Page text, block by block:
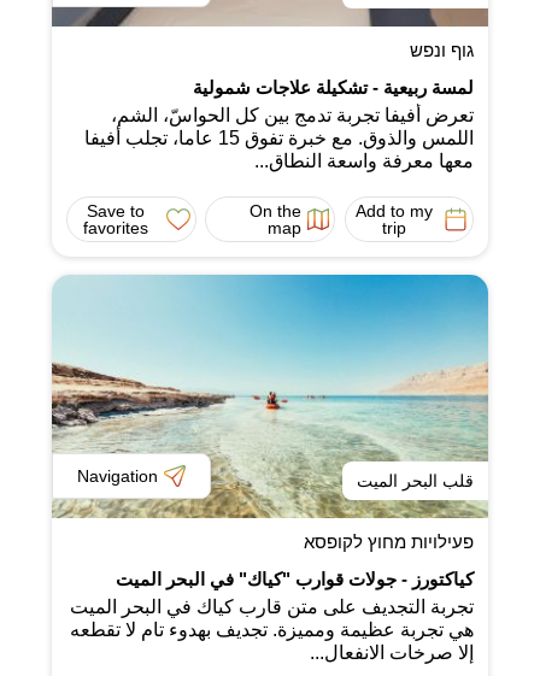
גוף ונפש
لمسة ربيعية - تشكيلة علاجات شمولية
تعرض أفيفا تجربة تدمج بين كل الحواسّ، الشم،
اللمس والذوق. مع خبرة تفوق 15 عاما، تجلب أفيفا
معها معرفة واسعة النطاق...
Add to my
trip
On the
map
Save to
favorites
قلب البحر الميت Navigation
פעילויות מחוץ לקופסא
كياكتورز - جولات قوارب "كياك" في البحر الميت
تجربة التجديف على متن قارب كياك في البحر الميت
هي تجربة عظيمة ومميزة. تجديف بهدوء تام لا تقطعه
إلا صرخات الانفعال...